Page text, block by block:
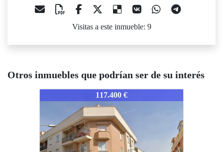
Visitas a este inmueble: 9
Otros inmuebles que podrían ser de su interés
1837-CRSOCSEV
82.700 €